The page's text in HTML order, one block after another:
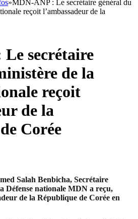
»MDN-ANP : Le secrétaire général du
reçoit l’ambassadeur de la
secrétaire
de la
reçoit
de la
Corée
Salah Benbicha, Secrétaire
Défense nationale MDN a reçu,
de la République de Corée en